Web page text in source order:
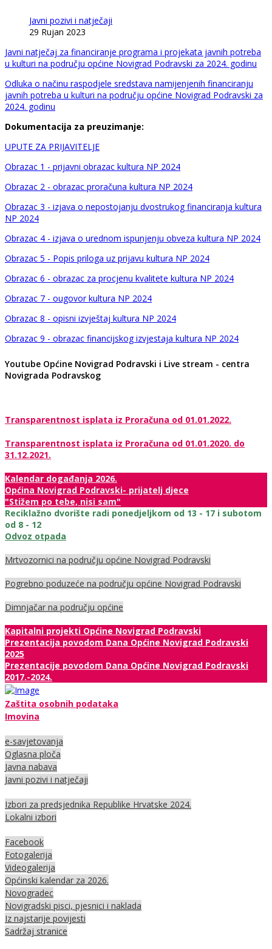
Javni pozivi i natječaji
29 Rujan 2023
Javni natječaj za financiranje programa i projekata javnih potreba
u kulturi na području općine Novigrad Podravski za 2024. godinu
Odluka o načinu raspodjele sredstava namijenjenih financiranju
javnih potreba u kulturi na području općine Novigrad Podravski za
2024. godinu
Dokumentacija za preuzimanje:
UPUTE ZA PRIJAVITELJE
Obrazac 1 - prijavni obrazac kultura NP 2024
Obrazac 2 - obrazac proračuna kultura NP 2024
Obrazac 3 - izjava o nepostojanju dvostrukog financiranja kultura
NP 2024
Obrazac 4 - izjava o urednom ispunjenju obveza kultura NP 2024
Obrazac 5 - Popis priloga uz prijavu kultura NP 2024
Obrazac 6 - obrazac za procjenu kvalitete kultura NP 2024
Obrazac 7 - ougovor kultura NP 2024
Obrazac 8 - opisni izvještaj kultura NP 2024
Obrazac 9 - obrazac financijskog izvjestaja kultura NP 2024
Youtube Općine Novigrad Podravski i Live stream - centra
Novigrada Podravskog
Transparentnost isplata iz Proračuna od 01.01.2022.
Transparentnost isplata iz Proračuna od 01.01.2020. do
31.12.2021.
Kalendar događanja 2026.
Općina Novigrad Podravski- prijatelj djece
"Stižem po tebe, nisi sam"
Reciklažno dvorište radi ponedjeljkom od 13 - 17 i subotom
od 8 - 12
Odvoz otpada
Mrtvozornici na području općine Novigrad Podravski
Pogrebno poduzeće na području općine Novigrad Podravski
Dimnjačar na području općine
Kapitalni projekti Općine Novigrad Podravski
Prezentacija povodom Dana Općine Novigrad Podravski
2025
Prezentacije povodom Dana Općine Novigrad Podravski
2017.-2024.
Zaštita osobnih podataka
Imovina
e-savjetovanja
Oglasna ploča
Javna nabava
Javni pozivi i natječaji
Izbori za predsjednika Republike Hrvatske 2024.
Lokalni izbori
Facebook
Fotogalerija
Videogalerija
Općinski kalendar za 2026.
Novogradec
Novigradski pisci, pjesnici i naklada
Iz najstarije povijesti
Sadržaj stranice